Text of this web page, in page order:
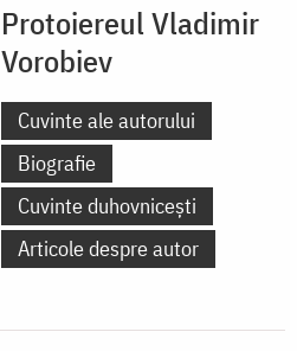
Protoiereul Vladimir
Vorobiev
Cuvinte ale autorului
Biografie
Cuvinte duhovnicești
Articole despre autor